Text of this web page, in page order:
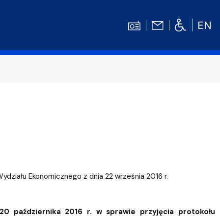
EN
Centrum Języków Obcych UG
Ekonomicznego z dnia 22 września 2016 r.
20 października 2016 r. w sprawie przyjęcia protokołu